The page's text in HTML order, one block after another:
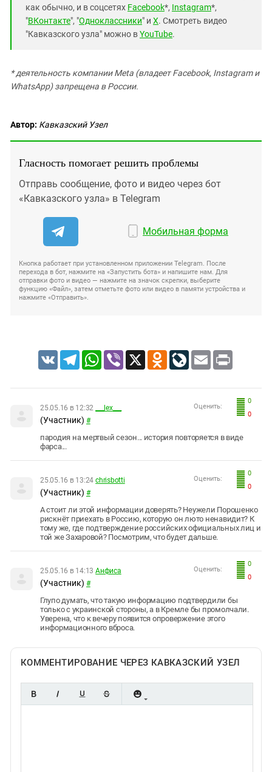
как обычно, и в соцсетях Facebook*, Instagram*,
"ВКонтакте", "Одноклассники" и X. Смотреть видео
"Кавказского узла" можно вYouTube.
* деятельность компании Meta (владеет Facebook, Instagram и
WhatsApp) запрещена в России.
Автор: Кавказский Узел
Гласность помогает решить проблемы
Отправь сообщение, фото и видео через бот
«Кавказского узла» в Telegram
Мобильная форма
Кнопка работает при установленном приложении Telegram. После
перехода в бот, нажмите на «Запустить бота» и напишите нам. Для
отправки фото и видео — нажмите на значок скрепки, выберите
функцию «Файл», затем отметьте фото или видео в памяти устройства и
нажмите «Отправить».
VK TelegramWhatsApp
Viber X Odnoklassniki
LiveJournal
Email Print
0
0
Оценить:
25.05.16 в 12:32 ___lex___
(Участник) #
пародия на мертвый сезон... история повторяется в виде
фарса...
0
0
Оценить:
25.05.16 в 13:24 chrisbotti
(Участник) #
А стоит ли этой информации доверять? Неужели Порошенко
рискнёт приехать в Россию, которую он люто ненавидит? К
тому же, где подтверждение российских официальных лиц и
той же Захаровой? Посмотрим, что будет дальше.
0
0
Оценить:
25.05.16 в 14:13 Анфиса
(Участник) #
Глупо думать, что такую информацию подтвердили бы
только с украинской стороны, а в Кремле бы промолчали.
Уверена, что к вечеру появится опровержение этого
информационного вброса.
КОММЕНТИРОВАНИЕ ЧЕРЕЗ КАВКАЗСКИЙ УЗЕЛ